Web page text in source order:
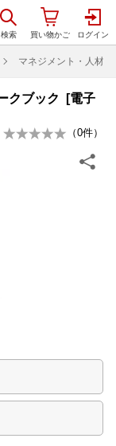
マネジメント・人材管
クブック [電子
（0件）